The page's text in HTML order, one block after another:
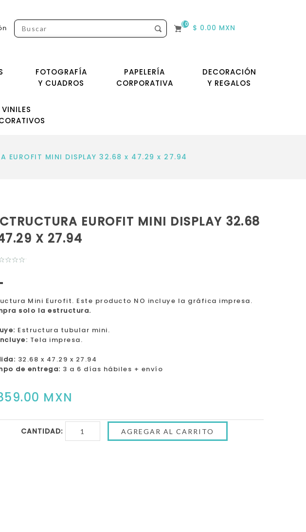
(0) $ 0.00 MXN
FOTOGRAFÍA
Y CUADROS
PAPELERÍA
CORPORATIVA
DECORACIÓN
Y REGALOS
VINILES
EUROFIT MINI DISPLAY 32.68 x 47.29 x 27.94
EUROFIT MINI DISPLAY 32.68
X 27.94
Mini Eurofit. Este producto NO incluye la gráfica impresa.
solo la estructura.
Estructura tubular mini.
Tela impresa.
32.68 x 47.29 x 27.94
de entrega: 3 a 6 días hábiles + envío
MXN
CANTIDAD: